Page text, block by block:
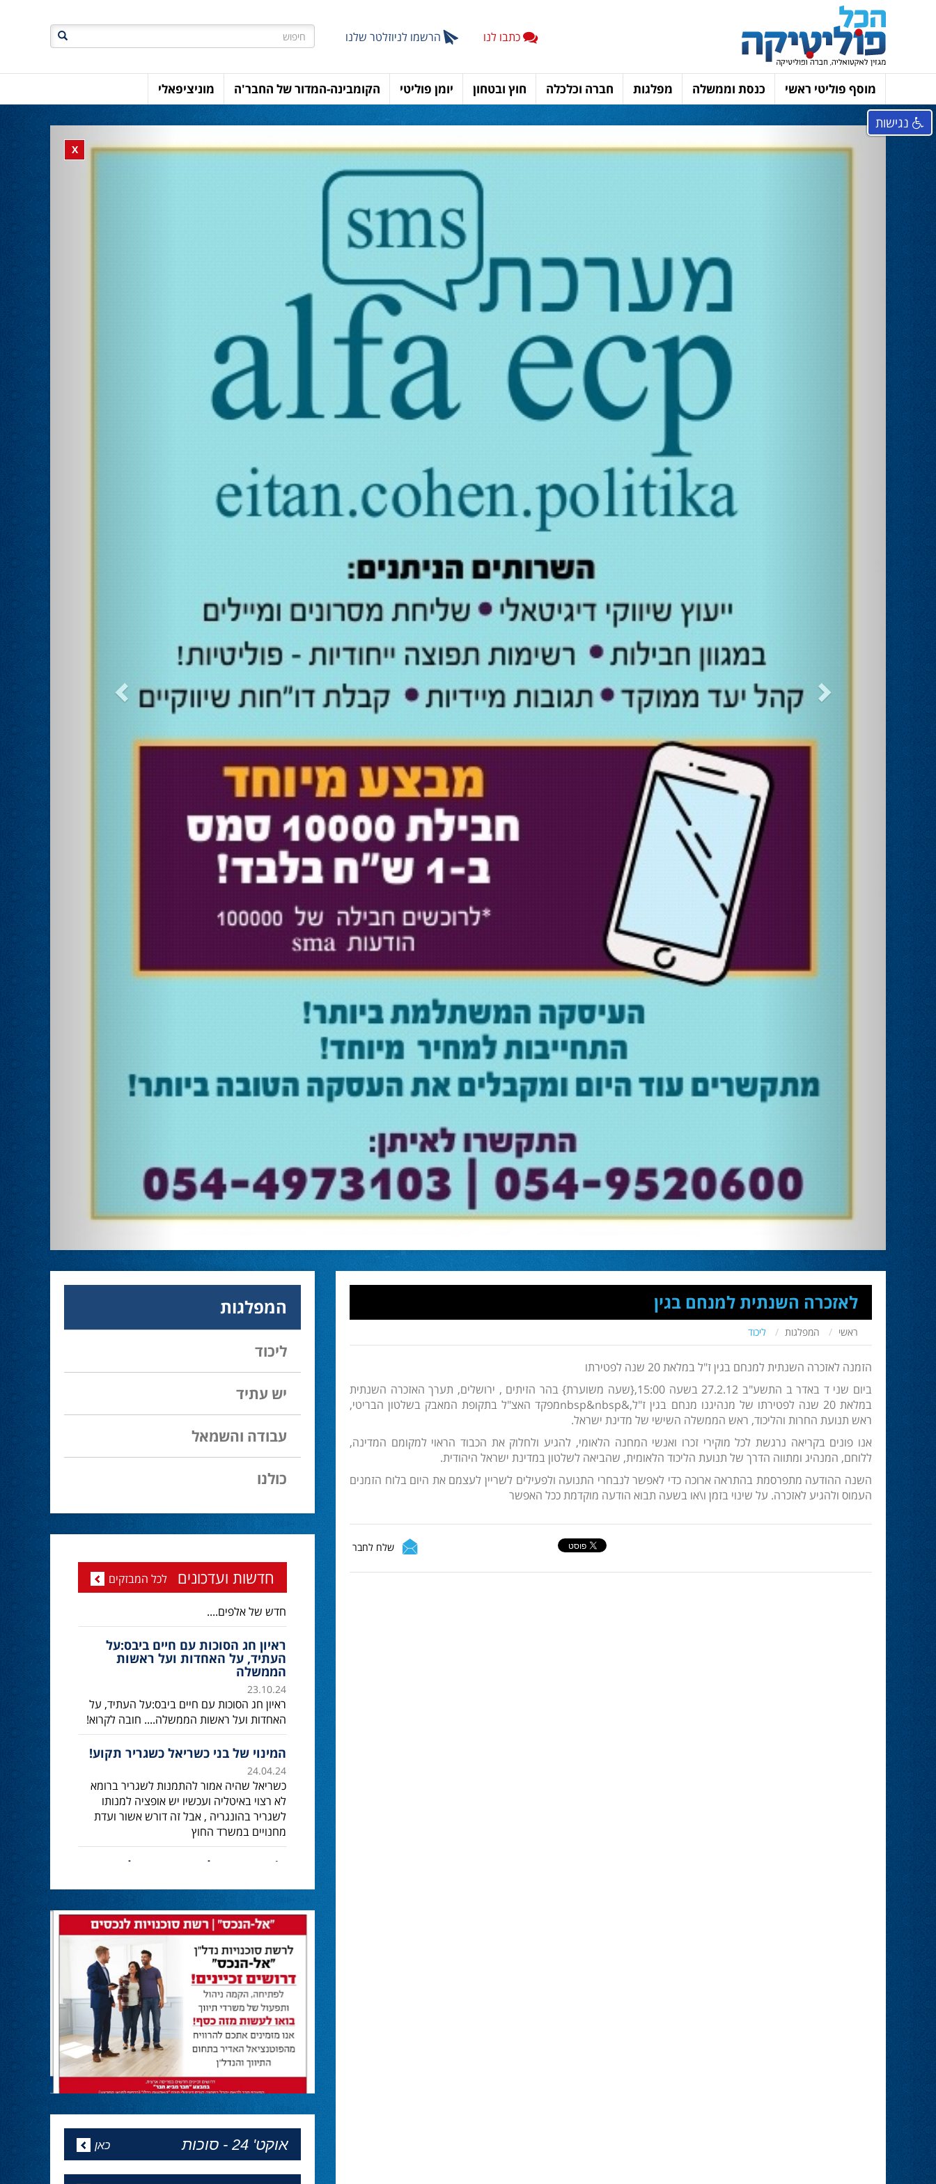
חיפוש כתבו לנו הרשמו לניוזלטר שלנו
מוסף פוליטי ראשי כנסת וממשלה מפלגות חברה וכלכלה חוץ ובטחון יומן פוליטי הקומבינה-המדור של החבר'ה מוניציפאלי
Close banner
X
לאזכרה השנתית למנחם בגין
ראשי המפלגות ליכוד
הזמנה לאזכרה השנתית למנחם בגין ז"ל במלאת 20 שנה לפטירתו
ביום שני ד באדר ב התשע"ב 27.2.12 בשעה 15:00,{שעה משוערת} בהר הזיתים , ירושלים, תערך האזכרה השנתית
במלאת 20 שנה לפטירתו של מנהיגנו מנחם בגין ז"ל,&nbsp&nbspמפקד האצ"ל בתקופת המאבק בשלטון הבריטי,
ראש תנועת החרות והליכוד, ראש הממשלה השישי של מדינת ישראל.
אנו פונים בקריאה נרגשת לכל מוקירי זכרו ואנשי המחנה הלאומי, להגיע ולחלוק את הכבוד הראוי למקומם המדינה,
ללוחם, המנהיג ומתווה הדרך של תנועת הליכוד הלאומית, שהביאה לשלטון במדינת ישראל היהודית.
השנה ההודעה מתפרסמת בהתראה ארוכה כדי לאפשר לנבחרי התנועה ולפעילים לשריין לעצמם את היום בלוח הזמנים
העמוס ולהגיע לאזכרה. על שינוי בזמן ו\או בשעה תבוא הודעה מוקדמת ככל האפשר
שלח לחבר
המפלגות
ליכוד
יש עתיד
עבודה והשמאל
כולנו
חדשות ועדכונים לכל המבזקים
28.02.24
עמיחי בן שלוש מקורבו של השר ניר ברקת ניצח
עו''ד אמנון כהן שעומד בראש רשימת מחל
למועצת העיר זכה במנדט אחד ואילו שמעון
בוקר שהתמודד אף הוא למועצה לא הצליח
להיבחר.
המשבר בליכוד העולמי
23.10.24
השמאל? האם ההסכם חוקי או לא?שמירה או
בחירות בליכוד העולמי . הכל במגזין המלא - עמ'
ד''ר זידאן - עידן חדש בליכוד ובמשפט
23.10.24
ד''ר סמיר זידאן, מועמד דרוזי לכנסת , עם מיפקד
חדש של אלפים....
ראיון חג הסוכות עם חיים ביבס:על
העתיד, על האחדות ועל ראשות
הממשלה
23.10.24
ראיון חג הסוכות עם חיים ביבס:על העתיד, על
האחדות ועל ראשות הממשלה.... חובה לקרוא!
המינוי של בני כשריאל כשגריר תקוע!
24.04.24
כשריאל שהיה אמור להתמנות לשגריר ברומא
לא רצוי באיטליה ועכשיו יש אופציה למנותו
לשגריר בהונגריה , אבל זה דורש אשור ועדת
מחנויים במשרד החוץ
ח’כ אושר שקלים: נתניהו מגלה
30.04.24
חבר הכנסת אושר שקלים מחזק את ראש
הממשלה:
״מול כל הלחצים, החתרנים והדיס אינפורמציה,
ראש הממשלה נתניהו שוב מגלה מנהיגות,
ובהתאם לקריאתנו, לרצון העם והחיילים מבהיר
שניכנס לרפיח ונחסל את מה שנשאר מגדודי
החמאס. עד הניצחון המוחלט!״
המגזין של פסח
24.04.24
מהדורה מיוחדת לפסח של ''הכל פוליטיקה''
באתר - כל העיתונים
אופיר אקוניס יתחיל את כהונתו
כקונסול בניו יורק ב1 למאי
24.04.24
אופיר אקוניס יתחיל את כהונתו כקונסול בניו יורק
ב1 למאי
נגישות